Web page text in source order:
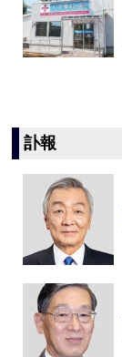
訃報